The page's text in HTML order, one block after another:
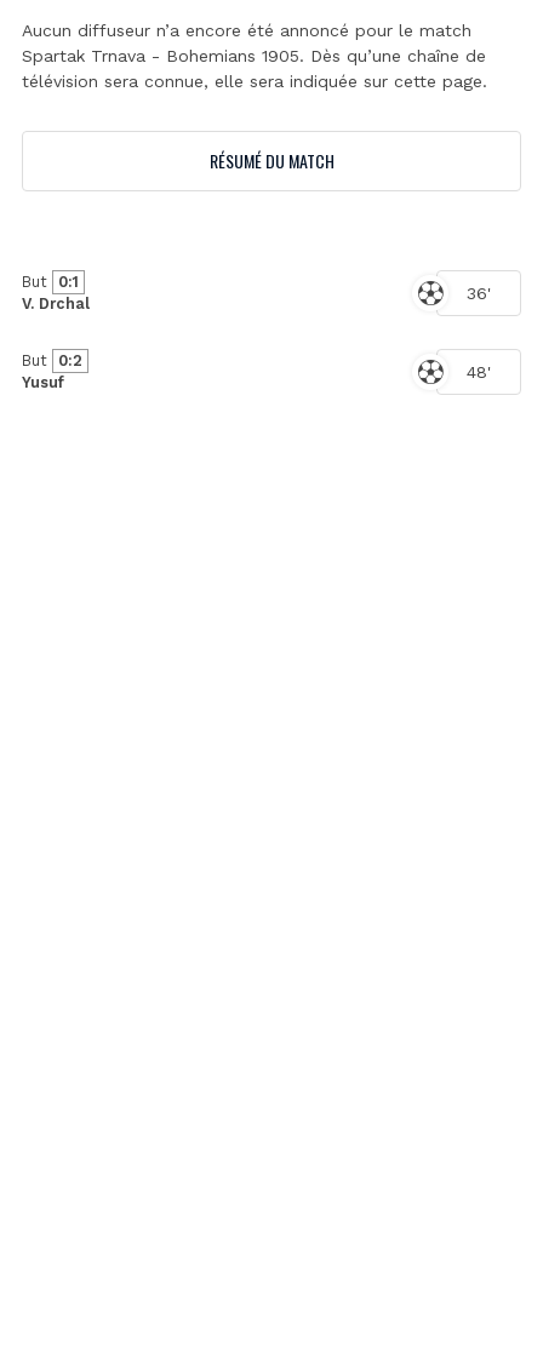
Aucun diffuseur n’a encore été annoncé pour le match
Spartak Trnava - Bohemians 1905. Dès qu’une chaîne de
télévision sera connue, elle sera indiquée sur cette page.
RÉSUMÉ DU MATCH
36'
But
0:1
V. Drchal
48'
But
0:2
Yusuf